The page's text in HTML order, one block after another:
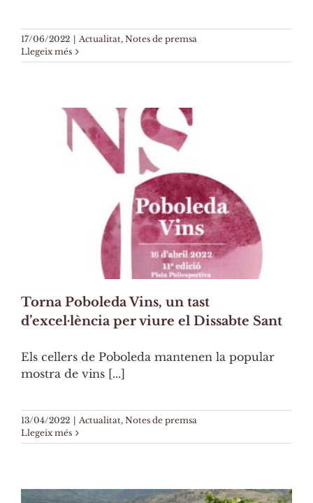
17/06/2022 | Actualitat, Notes de premsa
Llegeix més
Torna Poboleda Vins, un tast
d’excel·lència per viure el Dissabte Sant
Els cellers de Poboleda mantenen la popular
mostra de vins [...]
13/04/2022 | Actualitat, Notes de premsa
Llegeix més